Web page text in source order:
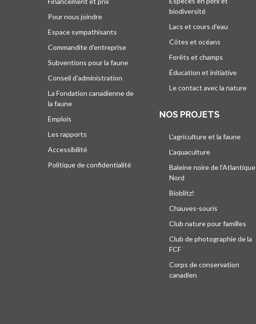
Pour nous joindre
Espace sympathisants
Commandite d'entreprise
Subventions pour la faune
Conseil d'administration
La Fondation canadienne de
la faune
Emplois
Les rapports
Accessibilité
Politique de confidentialité
biodiversité
Lacs et cours d’eau
Côtes et océans
Forêts et champs
Éducation et initiative
Le contact avec la nature
NOS PROJETS
L'agriculture et la faune
L'aquaculture
Baleine noire de l’Atlantique
Nord
Bioblitz!
Chauves-souris
Club nature pour familles
Club de photographie de la
FCF
Corps de conservation
canadien